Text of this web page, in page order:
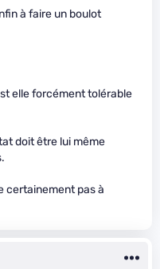
à faire un boulot
elle forcément tolérable
doit être lui même
certainement pas à